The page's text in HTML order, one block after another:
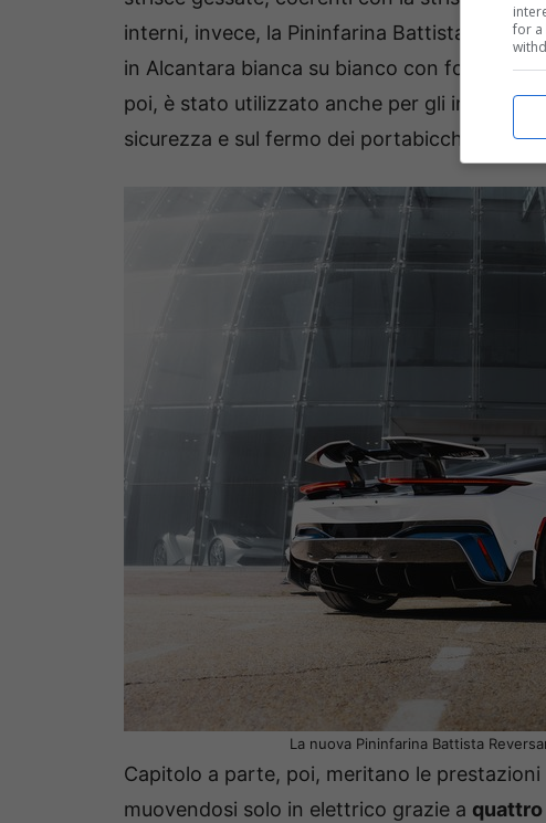
interni, invece, la Pininfarina Battista
in Alcantara bianca su bianco con fondo
poi, è stato utilizzato anche per gli inserti
sicurezza e sul fermo dei portabicchieri.
La nuova Pininfarina Battista
Capitolo a parte, poi, meritano le
muovendosi solo in elettrico grazie a
for a